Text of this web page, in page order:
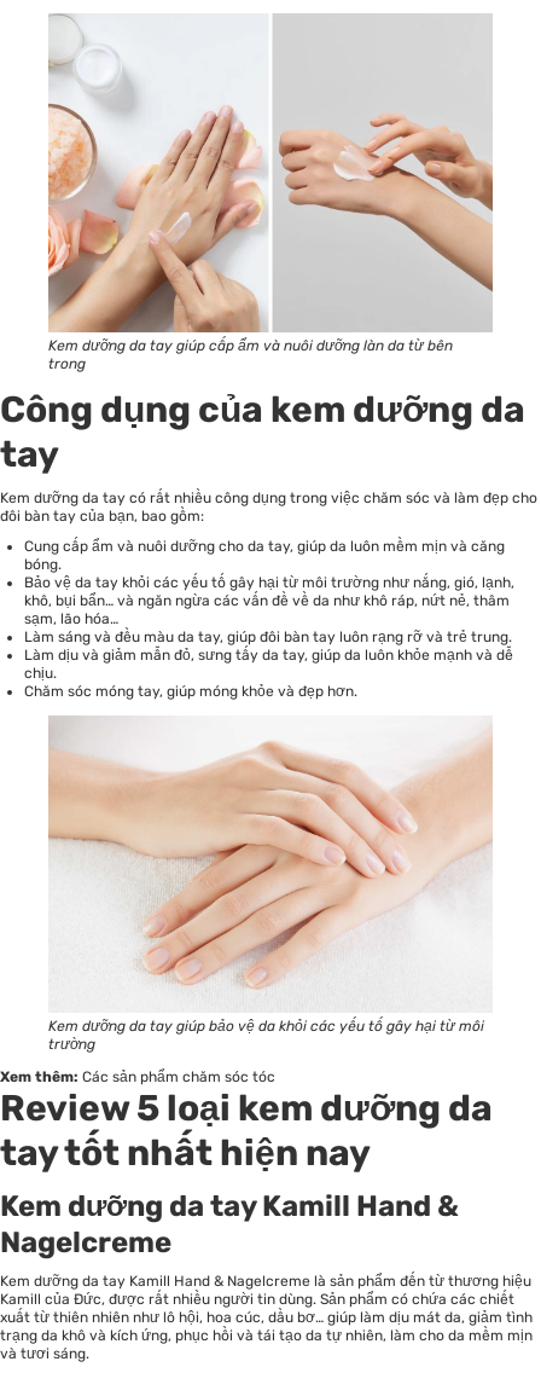
Kem dưỡng da tay giúp cấp ẩm và nuôi dưỡng làn da từ bên
trong
Công dụng của kem dưỡng da
tay
Kem dưỡng da tay có rất nhiều công dụng trong việc chăm sóc và làm đẹp cho
đôi bàn tay của bạn, bao gồm:
Cung cấp ẩm và nuôi dưỡng cho da tay, giúp da luôn mềm mịn và căng
bóng.
Bảo vệ da tay khỏi các yếu tố gây hại từ môi trường như nắng, gió, lạnh,
khô, bụi bẩn… và ngăn ngừa các vấn đề về da như khô ráp, nứt nẻ, thâm
sạm, lão hóa…
Làm sáng và đều màu da tay, giúp đôi bàn tay luôn rạng rỡ và trẻ trung.
Làm dịu và giảm mẫn đỏ, sưng tấy da tay, giúp da luôn khỏe mạnh và dễ
chịu.
Chăm sóc móng tay, giúp móng khỏe và đẹp hơn.
Kem dưỡng da tay giúp bảo vệ da khỏi các yếu tố gây hại từ môi
trường
Xem thêm: Các sản phẩm chăm sóc tóc
Review 5 loại kem dưỡng da
tay tốt nhất hiện nay
Kem dưỡng da tay Kamill Hand &
Nagelcreme
Kem dưỡng da tay Kamill Hand & Nagelcreme là sản phẩm đến từ thương hiệu
Kamill của Đức, được rất nhiều người tin dùng. Sản phẩm có chứa các chiết
xuất từ thiên nhiên như lô hội, hoa cúc, dầu bơ… giúp làm dịu mát da, giảm tình
trạng da khô và kích ứng, phục hồi và tái tạo da tự nhiên, làm cho da mềm mịn
và tươi sáng.